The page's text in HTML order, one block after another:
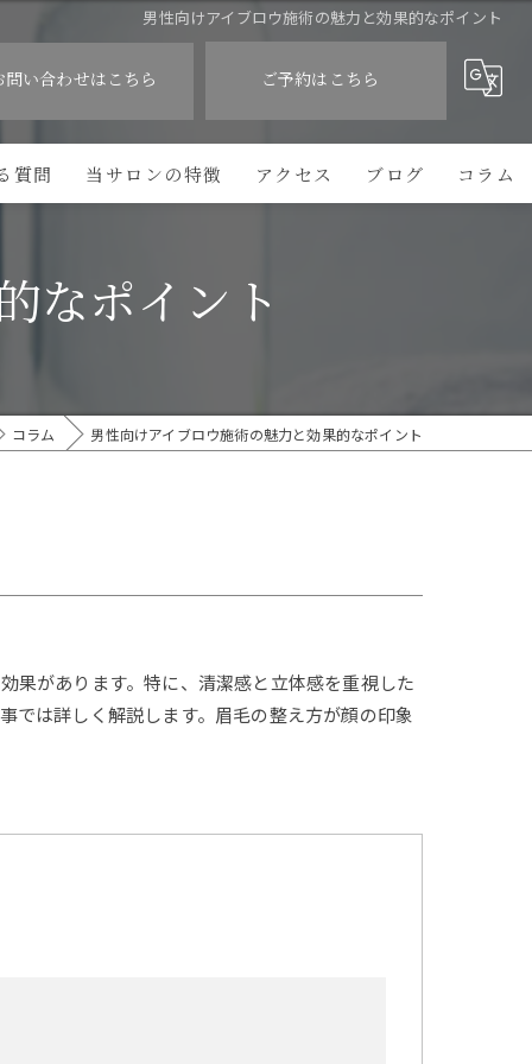
男性向けアイブロウ施術の魅力と効果的なポイント
問い合わせはこちら ご予約はこちら
質問 当サロンの特徴
眉毛パーマ
フェイシャルパック
アクセス ブログ コラム
なポイント
コラム 男性向けアイブロウ施術の魅力と効果的なポイント
果があります。特に、清潔感と立体感を重視した
では詳しく解説します。眉毛の整え方が顔の印象